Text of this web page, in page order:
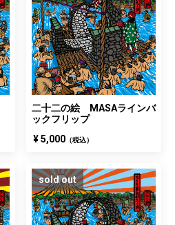
二十二の絵 MASAラインバ
ックフリップ
¥ 5,000 （税込）
sold out